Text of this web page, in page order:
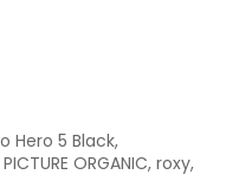
Hero 5 Black,
PICTURE ORGANIC, roxy,